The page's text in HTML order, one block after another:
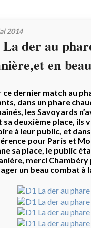
2014
der au
en
ce dernier match au
dans un phare
les Savoyards
sa deuxième place,
à leur public, et
pour Paris et
sa place, le public
merci
un beau combat à